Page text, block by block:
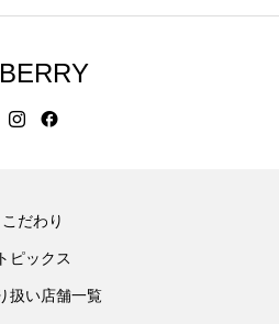
こだわり
トピックス
扱い店舗一覧